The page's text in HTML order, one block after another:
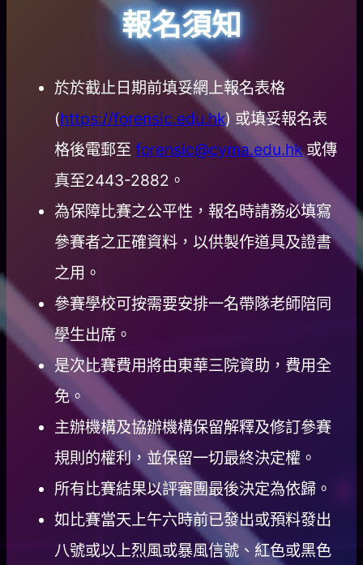
報名須知
於於截止日期前填妥網上報名表格
(https://forensic.edu.hk) 或填妥報名表
格後電郵至forensic@cyma.edu.hk或傳
真至2443-2882。
為保障比賽之公平性，報名時請務必填寫
參賽者之正確資料，以供製作道具及證書
之用。
參賽學校可按需要安排一名帶隊老師陪同
學生出席。
是次比賽費用將由東華三院資助，費用全
免。
主辦機構及協辦機構保留解釋及修訂參賽
規則的權利，並保留一切最終決定權。
所有比賽結果以評審團最後決定為依歸。
如比賽當天上午六時前已發出或預料發出
八號或以上烈風或暴風信號、紅色或黑色